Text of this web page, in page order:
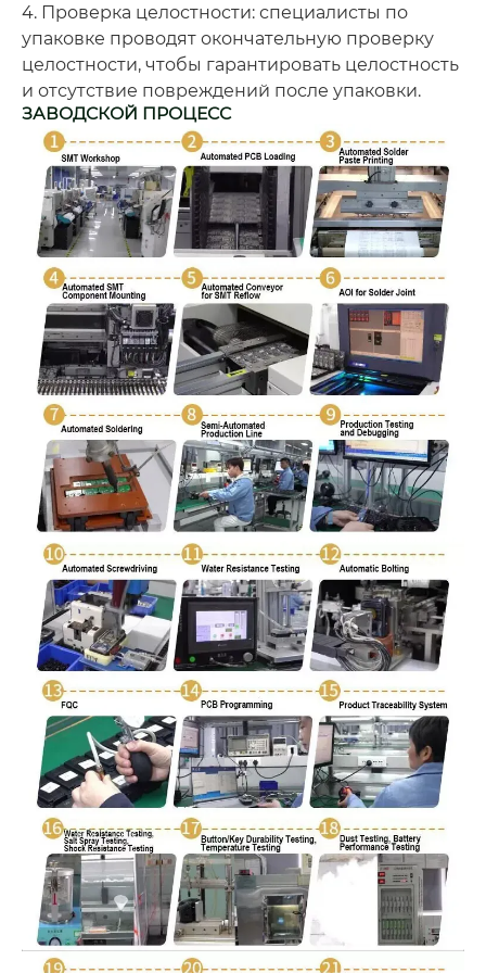
4. Проверка целостности: специалисты по
упаковке проводят окончательную проверку
целостности, чтобы гарантировать целостность
и отсутствие повреждений после упаковки.
ЗАВОДСКОЙ ПРОЦЕСС